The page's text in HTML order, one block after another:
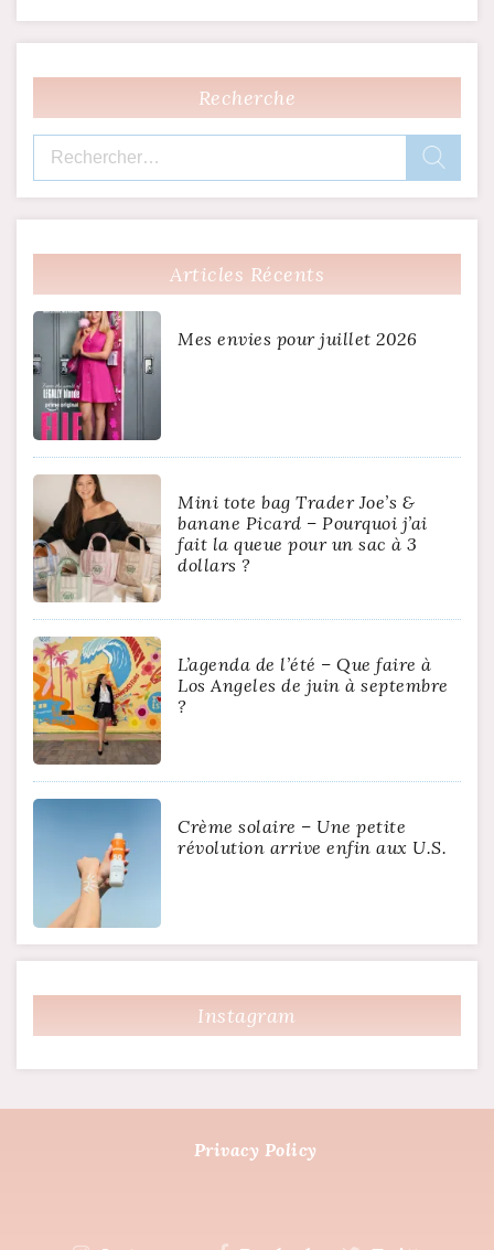
Recherche
Rechercher :
Articles Récents
Mes envies pour juillet 2026
Mini tote bag Trader Joe’s &
banane Picard – Pourquoi j’ai
fait la queue pour un sac à 3
dollars ?
L’agenda de l’été – Que faire à
Los Angeles de juin à septembre
?
Crème solaire – Une petite
révolution arrive enfin aux U.S.
Instagram
Privacy Policy